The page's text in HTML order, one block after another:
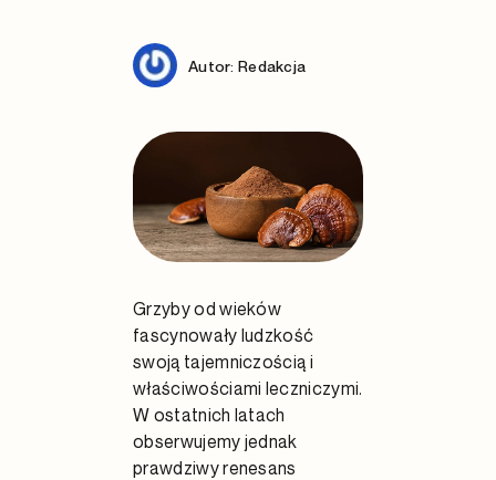
Autor: Redakcja
Grzyby od wieków
fascynowały ludzkość
swoją tajemniczością i
właściwościami leczniczymi.
W ostatnich latach
obserwujemy jednak
prawdziwy renesans